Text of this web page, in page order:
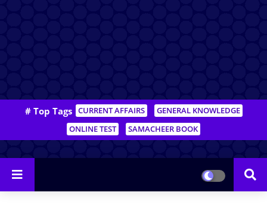
# Top Tags CURRENT AFFAIRS
GENERAL KNOWLEDGE
ONLINE TEST
SAMACHEER BOOK